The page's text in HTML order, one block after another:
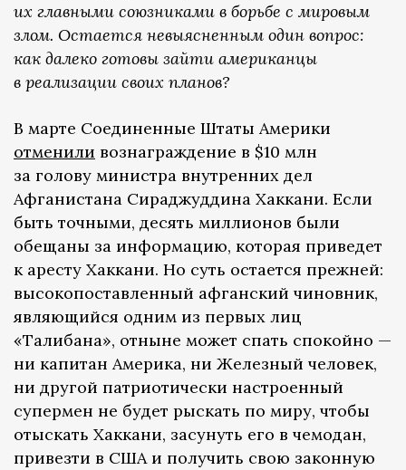
их главными союзниками в борьбе с мировым
злом. Остается невыясненным один вопрос:
как далеко готовы зайти американцы
в реализации своих планов?
В марте Соединенные Штаты Америки
отменили вознаграждение в $10 млн
за голову министра внутренних дел
Афганистана Сираджуддина Хаккани. Если
быть точными, десять миллионов были
обещаны за информацию, которая приведет
к аресту Хаккани. Но суть остается прежней:
высокопоставленный афганский чиновник,
являющийся одним из первых лиц
«Талибана», отныне может спать спокойно —
ни капитан Америка, ни Железный человек,
ни другой патриотически настроенный
супермен не будет рыскать по миру, чтобы
отыскать Хаккани, засунуть его в чемодан,
привезти в США и получить свою законную